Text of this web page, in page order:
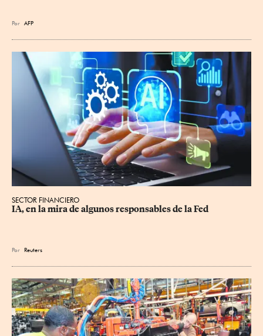
Por AFP
SECTOR FINANCIERO
IA, en la mira de algunos responsables de la Fed
Por Reuters